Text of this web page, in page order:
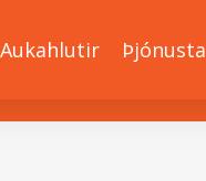
Aukahlutir Þjónusta